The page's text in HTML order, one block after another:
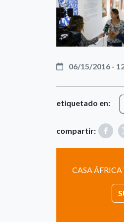
06/15/2016 -
etiquetado en:
compartir:
CASA ÁFRICA